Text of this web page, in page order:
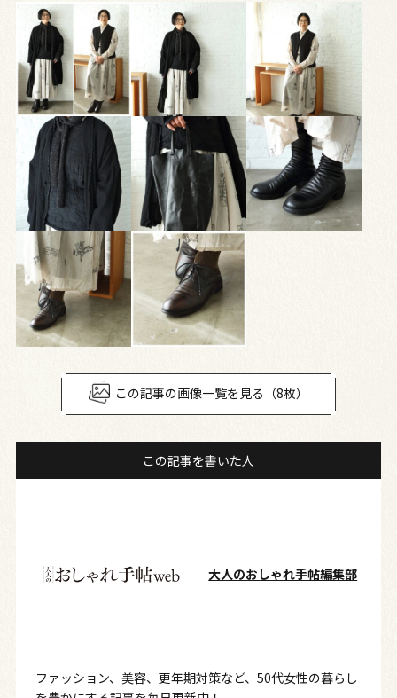
この記事の画像一覧を見る（8枚）
この記事を書いた人
大人のおしゃれ手帖編集部
ファッション、美容、更年期対策など、50代女性の暮らし